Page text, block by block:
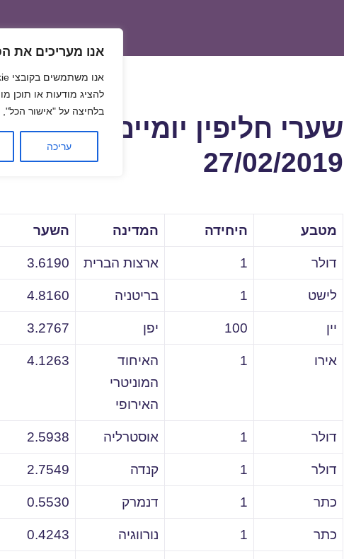
אנו מעריכים את
להציג מודעות או תוכן
בלחיצה על "אישור הכל",
עריכה
שערי חליפין יומיים לתאריך
27/02/2019
מטבע היחידה המדינה השער
דולר 1 ארצות הברית 3.6190
לישט 1 בריטניה 4.8160
יין 100 יפן 3.2767
אירו 1
האיחוד
המוניטרי
האירופי
4.1263
דולר 1 אוסטרליה 2.5938
דולר 1 קנדה 2.7549
כתר 1 דנמרק 0.5530
כתר 1 נורווגיה 0.4243